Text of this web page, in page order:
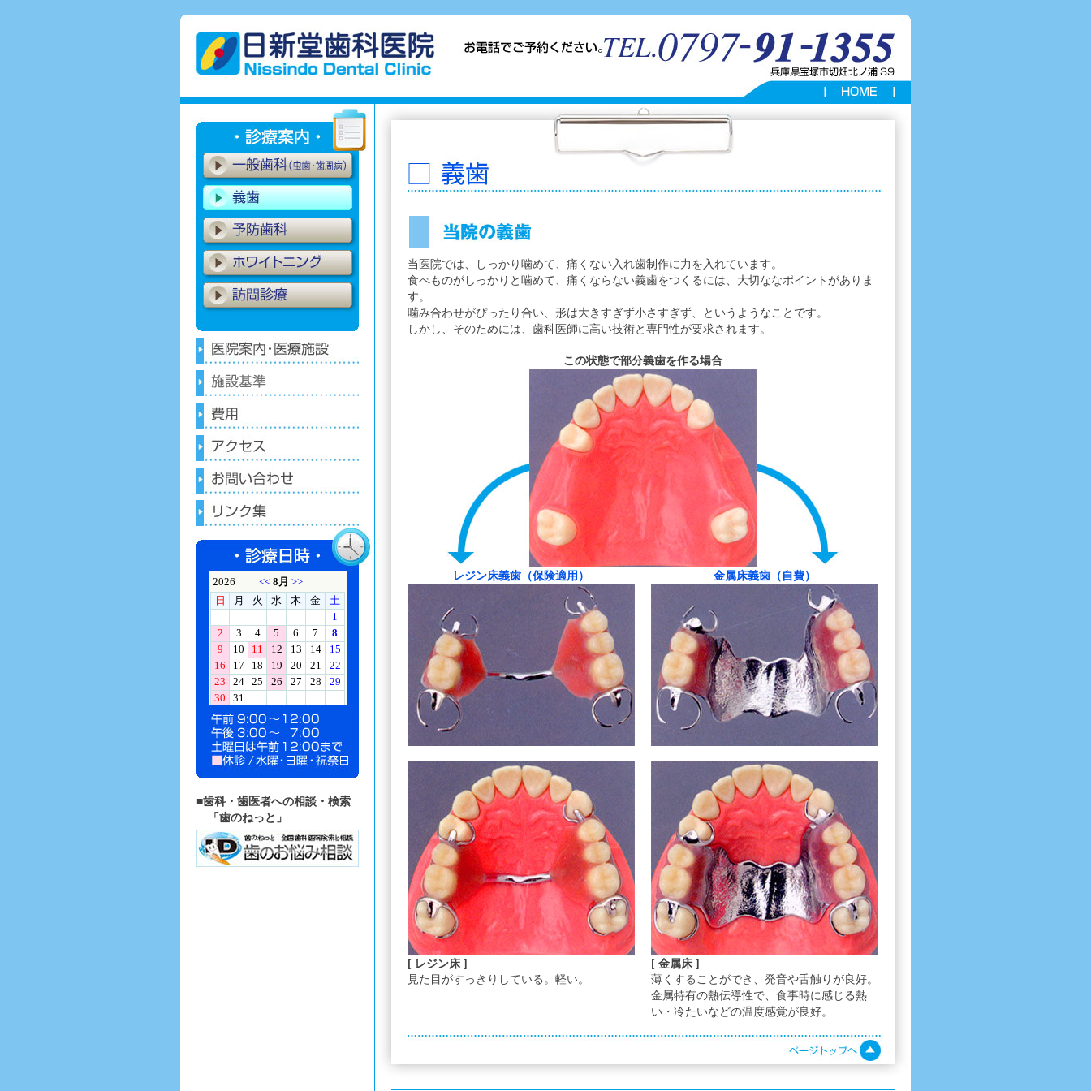
■歯科・歯医者への相談・検索
「歯のねっと」
当医院では、しっかり噛めて、痛くない入れ歯制作に力を入れています。
食べものがしっかりと噛めて、痛くならない義歯をつくるには、大切ななポイントがありま
す。
噛み合わせがぴったり合い、形は大きすぎず小さすぎず、というようなことです。
しかし、そのためには、歯科医師に高い技術と専門性が要求されます。
この状態で部分義歯を作る場合
レジン床義歯（保険適用） 金属床義歯（自費）
[ レジン床 ]
見た目がすっきりしている。軽い。
[ 金属床 ]
薄くすることができ、発音や舌触りが良好。
金属特有の熱伝導性で、食事時に感じる熱
い・冷たいなどの温度感覚が良好。